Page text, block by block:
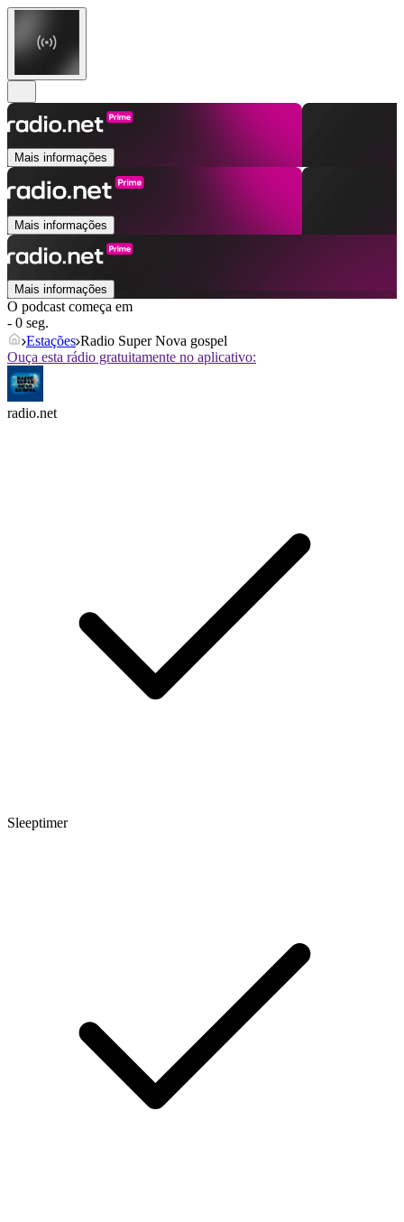
Mais informações
Mais informações
Mais informações
O podcast começa em
- 0 seg.
Estações Radio Super Nova gospel
Ouça esta rádio gratuitamente no aplicativo:
radio.net
Sleeptimer